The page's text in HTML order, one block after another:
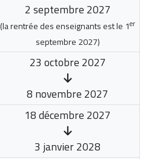
2 septembre 2027
(la rentrée des enseignants est le 1er
septembre 2027)
23 octobre 2027
8 novembre 2027
18 décembre 2027
3 janvier 2028